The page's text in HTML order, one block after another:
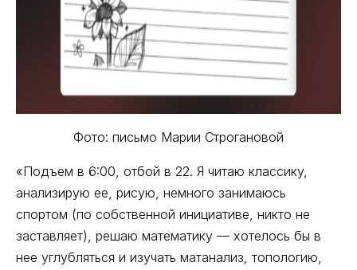
Фото: письмо Марии Строгановой
«Подъем в 6:00, отбой в 22. Я читаю классику,
анализирую ее, рисую, немного занимаюсь
спортом (по собственной инициативе, никто не
заставляет), решаю математику — хотелось бы в
нее углубляться и изучать матанализ, топологию,